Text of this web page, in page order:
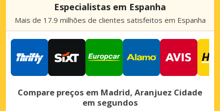
Especialistas em Espanha
Mais de 17.9 milhões de clientes satisfeitos em Espanha
Compare preços em Madrid, Aranjuez Cidade
em segundos